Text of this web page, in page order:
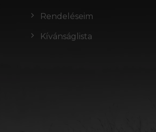
Rendeléseim
Kívánságlista